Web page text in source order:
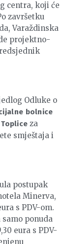
centra, koji će
završetku
Varaždinska
projektno-
Odluke o
bolnice
za
smještaja i
postupak
Minerva,
s PDV-om.
ponuda
eura s PDV-